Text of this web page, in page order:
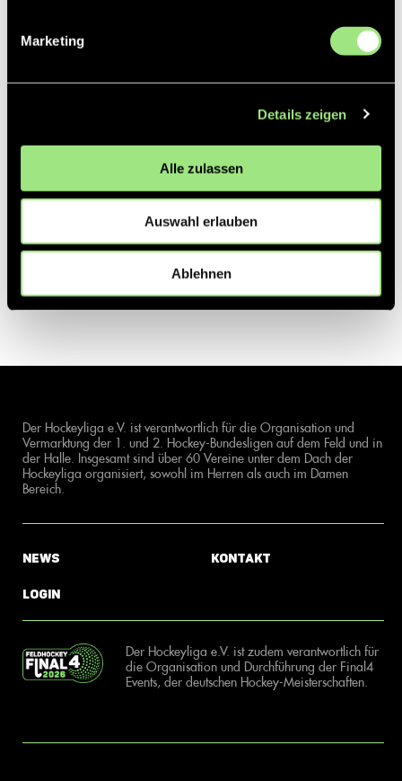
Marketing
Details zeigen
Alle zulassen
Auswahl erlauben
Ablehnen
Der Hockeyliga e.V. ist verantwortlich für die Organisation und
Vermarktung der 1. und 2. Hockey-Bundesligen auf dem Feld und in
der Halle. Insgesamt sind über 60 Vereine unter dem Dach der
Hockeyliga organisiert, sowohl im Herren als auch im Damen
Bereich.
News
Login
Kontakt
Der Hockeyliga e.V. ist zudem verantwortlich für
die Organisation und Durchführung der Final4
Events, der deutschen Hockey-Meisterschaften.